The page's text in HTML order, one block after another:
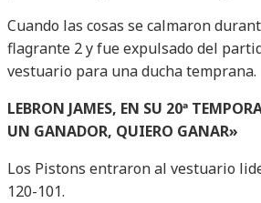
Cuando las cosas se calmaron
flagrante 2 y fue expulsado del
vestuario para una ducha temprana.
LEBRON JAMES, EN SU 20ª
UN GANADOR, QUIERO GANAR»
Los Pistons entraron al vestuario
120-101.